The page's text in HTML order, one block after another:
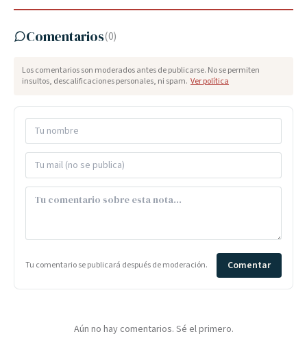
Comentarios(0)
Los comentarios son moderados antes de publicarse. No se permiten
insultos, descalificaciones personales, ni spam. Ver política
Tu comentario se publicará después de moderación. Comentar
Aún no hay comentarios. Sé el primero.